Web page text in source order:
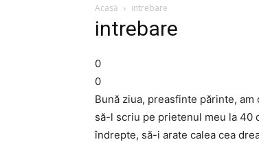
Acasă intrebare
intrebare
0
0
Bună ziua, preasfinte părinte,
să-l scriu pe prietenul meu la 40
îndrepte, să-i arate calea cea